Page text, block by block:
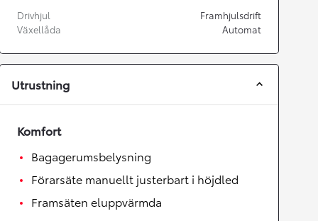
Drivhjul
Framhjulsdrift
Växellåda
Automat
Utrustning
Komfort
Bagagerumsbelysning
Förarsäte manuellt justerbart i höjdled
Framsäten eluppvärmda